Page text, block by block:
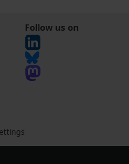
Follow us on